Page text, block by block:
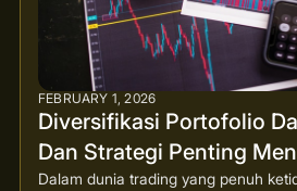
FEBRUARY 1, 2026
Diversifikasi Portofolio
Dan Strategi Penting
Dalam dunia trading yang penuh